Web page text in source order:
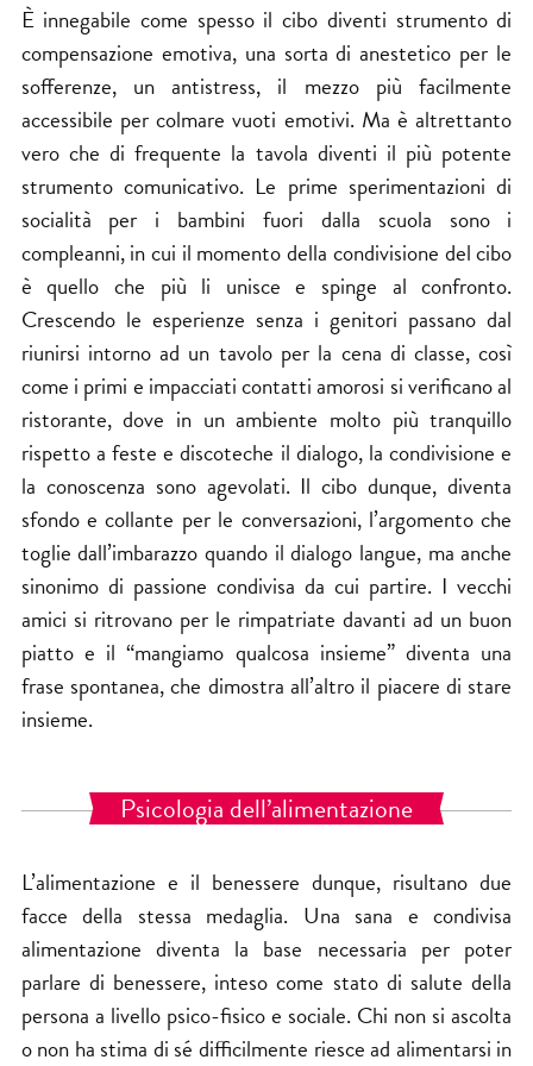
È innegabile come spesso il cibo diventi strumento di
compensazione emotiva, una sorta di anestetico per le
sofferenze, un antistress, il mezzo più facilmente
accessibile per colmare vuoti emotivi. Ma è altrettanto
vero che di frequente la tavola diventi il più potente
strumento comunicativo. Le prime sperimentazioni di
socialità per i bambini fuori dalla scuola sono i
compleanni, in cui il momento della condivisione del cibo
è quello che più li unisce e spinge al confronto.
Crescendo le esperienze senza i genitori passano dal
riunirsi intorno ad un tavolo per la cena di classe, così
come i primi e impacciati contatti amorosi si verificano al
ristorante, dove in un ambiente molto più tranquillo
rispetto a feste e discoteche il dialogo, la condivisione e
la conoscenza sono agevolati. Il cibo dunque, diventa
sfondo e collante per le conversazioni, l’argomento che
toglie dall’imbarazzo quando il dialogo langue, ma anche
sinonimo di passione condivisa da cui partire. I vecchi
amici si ritrovano per le rimpatriate davanti ad un buon
piatto e il “mangiamo qualcosa insieme” diventa una
frase spontanea, che dimostra all’altro il piacere di stare
insieme.
Psicologia dell’alimentazione
L’alimentazione e il benessere dunque, risultano due
facce della stessa medaglia. Una sana e condivisa
alimentazione diventa la base necessaria per poter
parlare di benessere, inteso come stato di salute della
persona a livello psico-fisico e sociale. Chi non si ascolta
o non ha stima di sé difficilmente riesce ad alimentarsi in